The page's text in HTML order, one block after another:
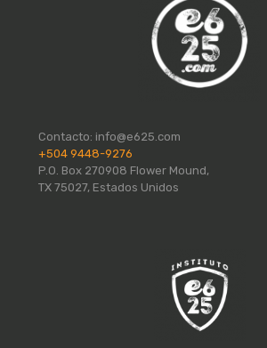
Contacto: info@e625.com
+504 9448-9276
P.O. Box 270908 Flower Mound,
TX 75027, Estados Unidos